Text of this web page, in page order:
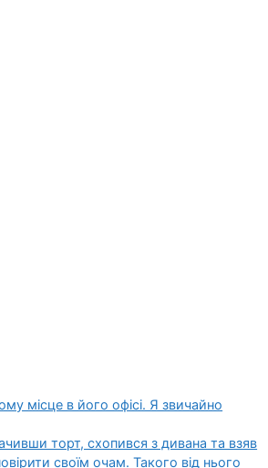
місце в його офісі. Я звичайно
торт, схопився з дивана та взяв
своїм очам. Такого від нього